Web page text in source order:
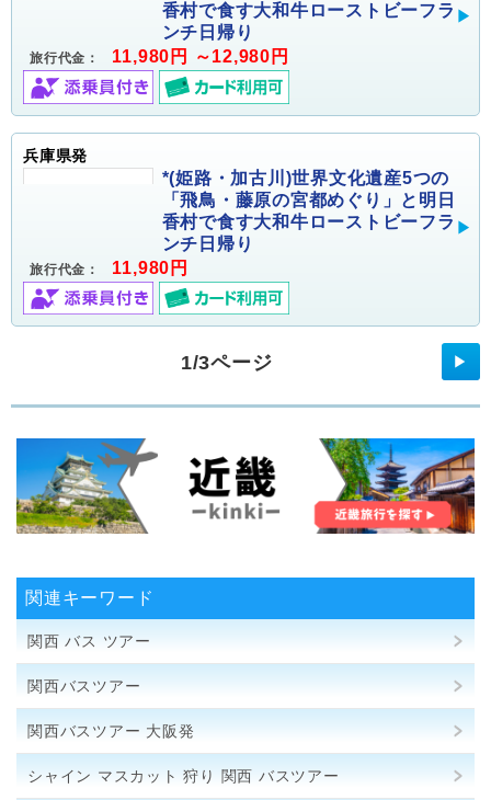
香村で食す大和牛ローストビーフラ
ンチ日帰り
旅行代金： 11,980円 ～12,980円
兵庫県発
*(姫路・加古川)世界文化遺産5つの
「飛鳥・藤原の宮都めぐり」と明日
香村で食す大和牛ローストビーフラ
ンチ日帰り
旅行代金： 11,980円
1/3ページ ▶
関連キーワード
関西 バス ツアー
関西バスツアー
関西バスツアー 大阪発
シャイン マスカット 狩り 関西 バスツアー